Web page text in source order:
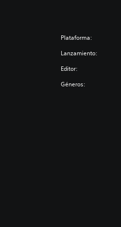
Plataforma:
Lanzamiento:
Editor:
Géneros: